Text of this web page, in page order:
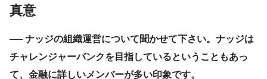
真意
── ナッジの組織運営について聞かせて下さい。ナッジは
チャレンジャーバンクを目指しているということもあっ
て、金融に詳しいメンバーが多い印象です。